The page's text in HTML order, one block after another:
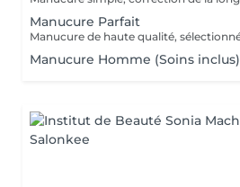
Manucure Parfait
Manucure Homme (Soins inclus)